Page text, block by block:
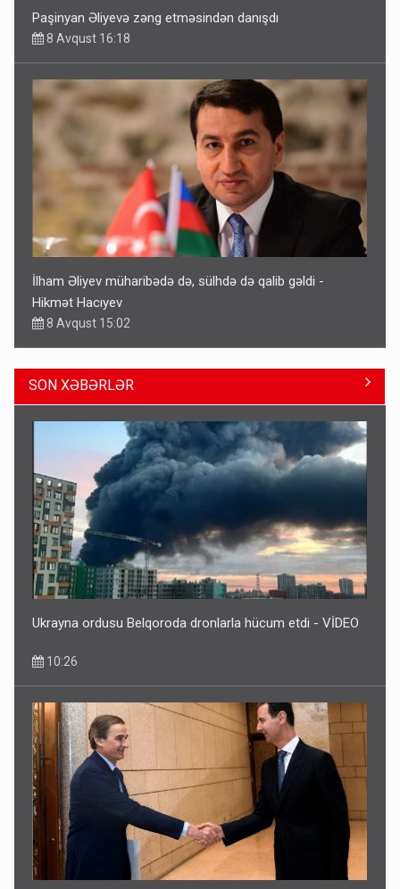
Paşinyan Əliyevə zəng etməsindən danışdı
8 Avqust 16:18
İlham Əliyev müharibədə də, sülhdə də qalib gəldi -
Hikmət Hacıyev
8 Avqust 15:02
“Təlimdə idim, gəlib gördüm ki, evimi vurub dağıdırlar” -
VİDEO
DİQQƏTLİ OLUN! Bu gün hava çox isti olacaq
09:25
SON XƏBƏRLƏR
Ukrayna ordusu Belqoroda dronlarla hücum etdi - VİDEO
10:26